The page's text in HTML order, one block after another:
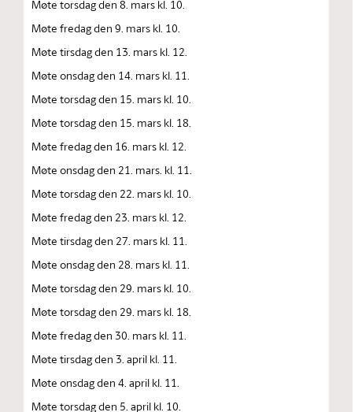
Møte torsdag den 8. mars kl. 10.
Møte fredag den 9. mars kl. 10.
Møte tirsdag den 13. mars kl. 12.
Møte onsdag den 14. mars kl. 11.
Møte torsdag den 15. mars kl. 10.
Møte torsdag den 15. mars kl. 18.
Møte fredag den 16. mars kl. 12.
Møte onsdag den 21. mars. kl. 11.
Møte torsdag den 22. mars kl. 10.
Møte fredag den 23. mars kl. 12.
Møte tirsdag den 27. mars kl. 11.
Møte onsdag den 28. mars kl. 11.
Møte torsdag den 29. mars kl. 10.
Møte torsdag den 29. mars kl. 18.
Møte fredag den 30. mars kl. 11.
Møte tirsdag den 3. april kl. 11.
Møte onsdag den 4. april kl. 11.
Møte torsdag den 5. april kl. 10.